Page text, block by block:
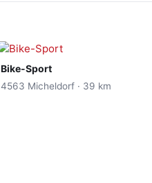
Bike-Sport
4563 Micheldorf · 39 km